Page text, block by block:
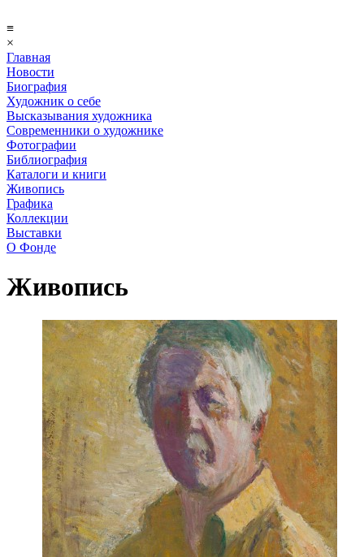
≡
×
Главная
Новости
Биография
Художник о себе
Выcказывания художника
Современники о художнике
Фотографии
Библиография
Каталоги и книги
Живопись
Графика
Коллекции
Выставки
О Фонде
Живопись